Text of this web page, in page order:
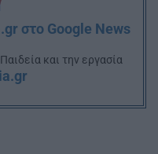
στο Google News
και την εργασία